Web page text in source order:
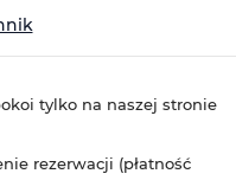
tylko na naszej stronie
rezerwacji (płatność